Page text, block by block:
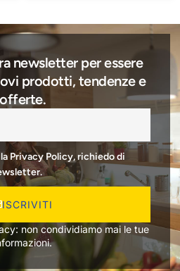
newsletter per essere
prodotti, tendenze e
offerte.
Privacy Policy, richiedo di
ISCRIVITI
non condividiamo mai le tue